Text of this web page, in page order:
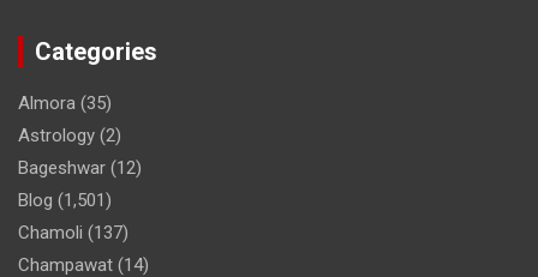
Categories
Almora (35)
Astrology (2)
Bageshwar (12)
Blog (1,501)
Chamoli (137)
Champawat (14)